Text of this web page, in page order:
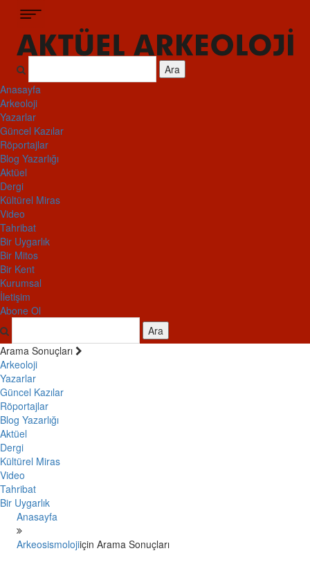
Ara
Anasayfa
Arkeoloji
Yazarlar
Güncel Kazılar
Röportajlar
Blog Yazarlığı
Aktüel
Dergi
Kültürel Miras
Video
Tahribat
Bir Uygarlık
Bir Mitos
Bir Kent
Kurumsal
İletişim
Abone Ol
Ara
Arama Sonuçları
Arkeoloji
Yazarlar
Güncel Kazılar
Röportajlar
Blog Yazarlığı
Aktüel
Dergi
Kültürel Miras
Video
Tahribat
Bir Uygarlık
Anasayfa
Arkeosismolojiiçin Arama Sonuçları